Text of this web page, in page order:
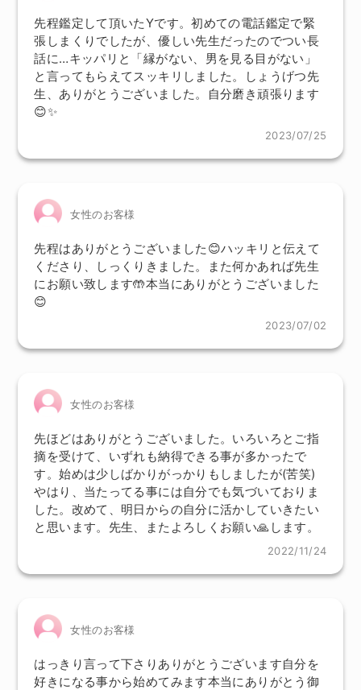
先程鑑定して頂いたYです。初めての電話鑑定で緊
張しまくりでしたが、優しい先生だったのでつい長
話に…キッパリと「縁がない、男を見る目がない」
と言ってもらえてスッキリしました。しょうげつ先
生、ありがとうございました。自分磨き頑張ります
😊✨
2023/07/25
女性のお客様
先程はありがとうございました😊ハッキリと伝えて
くださり、しっくりきました。また何かあれば先生
にお願い致します🤲本当にありがとうございました
😊
2023/07/02
女性のお客様
先ほどはありがとうございました。いろいろとご指
摘を受けて、いずれも納得できる事が多かったで
す。始めは少しばかりがっかりもしましたが(苦笑)
やはり、当たってる事には自分でも気づいておりま
した。改めて、明日からの自分に活かしていきたい
と思います。先生、またよろしくお願い🙏します。
2022/11/24
女性のお客様
はっきり言って下さりありがとうございます自分を
好きになる事から始めてみます本当にありがとう御